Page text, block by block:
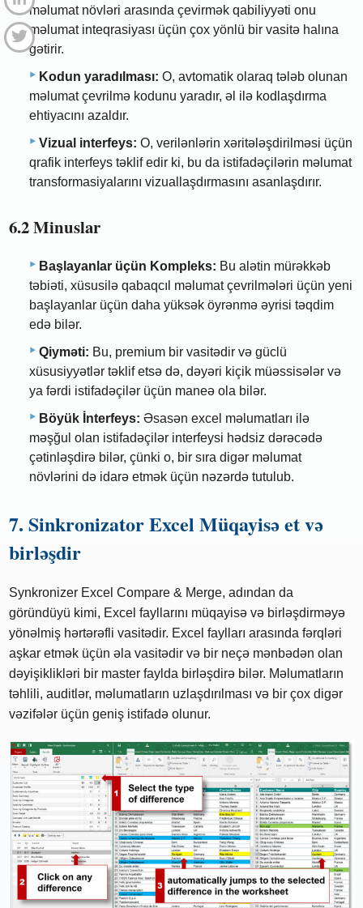
məlumat növləri arasında çevirmək qabiliyyəti onu
məlumat inteqrasiyası üçün çox yönlü bir vasitə halına
gətirir.
Kodun yaradılması: O, avtomatik olaraq tələb olunan
məlumat çevrilmə kodunu yaradır, əl ilə kodlaşdırma
ehtiyacını azaldır.
Vizual interfeys: O, verilənlərin xəritələşdirilməsi üçün
qrafik interfeys təklif edir ki, bu da istifadəçilərin məlumat
transformasiyalarını vizuallaşdırmasını asanlaşdırır.
6.2 Minuslar
Başlayanlar üçün Kompleks: Bu alətin mürəkkəb
təbiəti, xüsusilə qabaqcıl məlumat çevrilmələri üçün yeni
başlayanlar üçün daha yüksək öyrənmə əyrisi təqdim
edə bilər.
Qiyməti: Bu, premium bir vasitədir və güclü
xüsusiyyətlər təklif etsə də, dəyəri kiçik müəssisələr və
ya fərdi istifadəçilər üçün maneə ola bilər.
Böyük İnterfeys: Əsasən excel məlumatları ilə
məşğul olan istifadəçilər interfeysi hədsiz dərəcədə
çətinləşdirə bilər, çünki o, bir sıra digər məlumat
növlərini də idarə etmək üçün nəzərdə tutulub.
7. Sinkronizator Excel Müqayisə et və
birləşdir
Synkronizer Excel Compare & Merge, adından da
göründüyü kimi, Excel fayllarını müqayisə və birləşdirməyə
yönəlmiş hərtərəfli vasitədir. Excel faylları arasında fərqləri
aşkar etmək üçün əla vasitədir və bir neçə mənbədən olan
dəyişiklikləri bir master faylda birləşdirə bilər. Məlumatların
təhlili, auditlər, məlumatların uzlaşdırılması və bir çox digər
vəzifələr üçün geniş istifadə olunur.